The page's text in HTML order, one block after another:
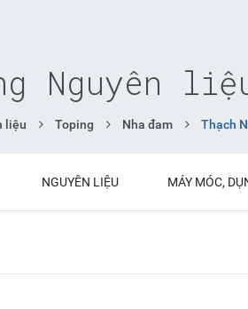
Nguyên
liệu Toping Nha đam Thạch
NGUYÊN LIỆU MÁY MÓC,